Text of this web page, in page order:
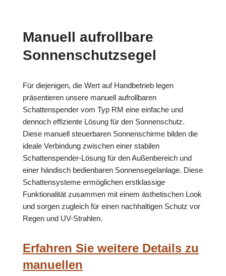
Manuell aufrollbare
Sonnenschutzsegel
Für diejenigen, die Wert auf Handbetrieb legen
präsentieren unsere manuell aufrollbaren
Schattenspender vom Typ RM eine einfache und
dennoch effiziente Lösung für den Sonnenschutz.
Diese manuell steuerbaren Sonnenschirme bilden die
ideale Verbindung zwischen einer stabilen
Schattenspender-Lösung für den Außenbereich und
einer händisch bedienbaren Sonnensegelanlage. Diese
Schattensysteme ermöglichen erstklassige
Funktionalität zusammen mit einem ästhetischen Look
und sorgen zugleich für einen nachhaltigen Schutz vor
Regen und UV-Strahlen.
Erfahren Sie weitere Details zu
manuellen